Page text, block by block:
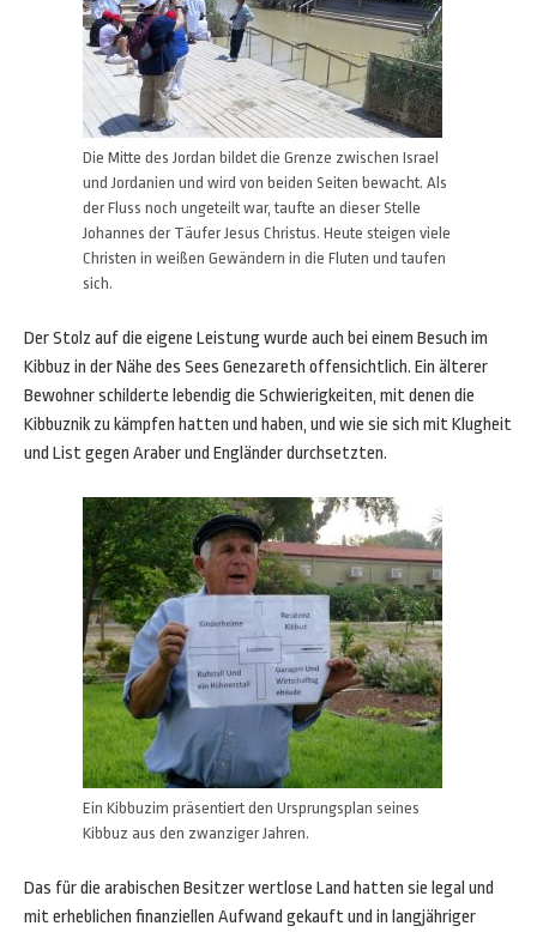
Die Mitte des Jordan bildet die Grenze zwischen Israel
und Jordanien und wird von beiden Seiten bewacht. Als
der Fluss noch ungeteilt war, taufte an dieser Stelle
Johannes der Täufer Jesus Christus. Heute steigen viele
Christen in weißen Gewändern in die Fluten und taufen
sich.
Der Stolz auf die eigene Leistung wurde auch bei einem Besuch im
Kibbuz in der Nähe des Sees Genezareth offensichtlich. Ein älterer
Bewohner schilderte lebendig die Schwierigkeiten, mit denen die
Kibbuznik zu kämpfen hatten und haben, und wie sie sich mit Klugheit
und List gegen Araber und Engländer durchsetzten.
Ein Kibbuzim präsentiert den Ursprungsplan seines
Kibbuz aus den zwanziger Jahren.
Das für die arabischen Besitzer wertlose Land hatten sie legal und
mit erheblichen finanziellen Aufwand gekauft und in langjähriger